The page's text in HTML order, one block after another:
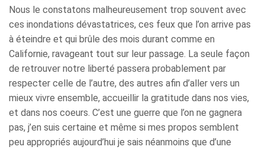
Nous le constatons malheureusement trop souvent avec
ces inondations dévastatrices, ces feux que l’on arrive pas
à éteindre et qui brûle des mois durant comme en
Californie, ravageant tout sur leur passage. La seule façon
de retrouver notre liberté passera probablement par
respecter celle de l’autre, des autres afin d’aller vers un
mieux vivre ensemble, accueillir la gratitude dans nos vies,
et dans nos coeurs. C’est une guerre que l’on ne gagnera
pas, j’en suis certaine et même si mes propos semblent
peu appropriés aujourd’hui je sais néanmoins que d’une